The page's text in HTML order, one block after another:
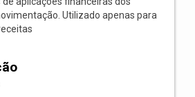
Utilizado apenas para